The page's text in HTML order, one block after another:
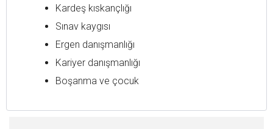
Kardeş kıskançlığı
Sınav kaygısı
Ergen danışmanlığı
Kariyer danışmanlığı
Boşanma ve çocuk